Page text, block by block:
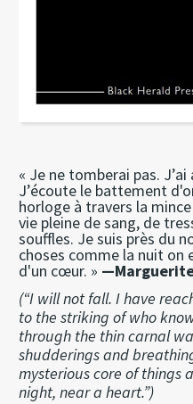
« Je ne tomberai pas.
J’écoute le battement
horloge à travers la
vie pleine de sang, de
souffles. Je suis près du
choses comme la nuit on
d'un cœur. »
(“I will not fall. I have
to the striking of who
through the thin carnal
shudderings and
mysterious core of things
night, near a heart.”)